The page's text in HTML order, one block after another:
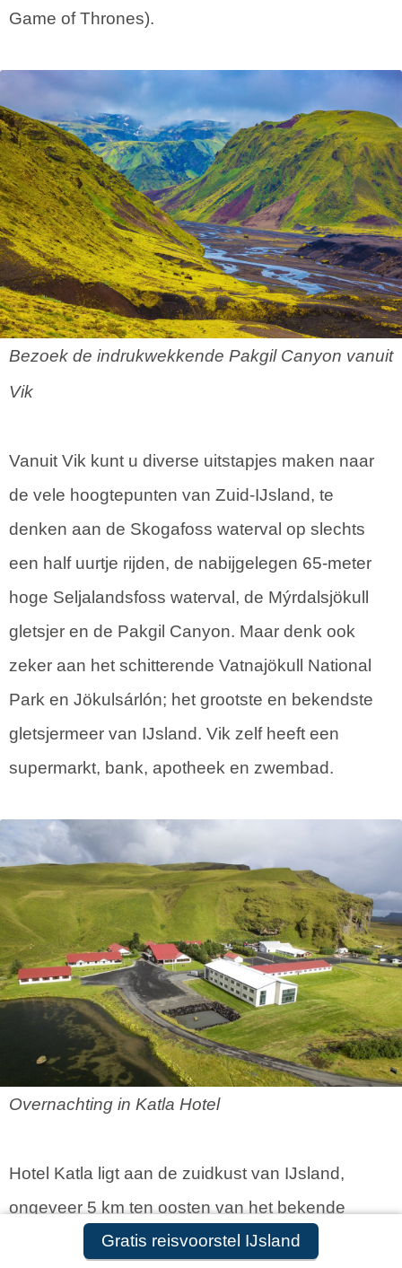
Gratis reisvoorstel IJsland
Game of Thrones).
Bezoek de indrukwekkende Pakgil Canyon vanuit
Vik
Vanuit Vik kunt u diverse uitstapjes maken naar
de vele hoogtepunten van Zuid-IJsland, te
denken aan de Skogafoss waterval op slechts
een half uurtje rijden, de nabijgelegen 65-meter
hoge Seljalandsfoss waterval, de Mýrdalsjökull
gletsjer en de Pakgil Canyon. Maar denk ook
zeker aan het schitterende Vatnajökull National
Park en Jökulsárlón; het grootste en bekendste
gletsjermeer van IJsland. Vik zelf heeft een
supermarkt, bank, apotheek en zwembad.
Overnachting in Katla Hotel
Hotel Katla ligt aan de zuidkust van IJsland,
ongeveer 5 km ten oosten van het bekende
vissersdorpje Vik in een fraaie omgeving van